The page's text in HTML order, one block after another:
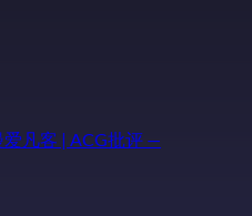
凡客 | ACG批评 —